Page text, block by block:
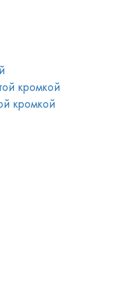
кромкой
кромкой